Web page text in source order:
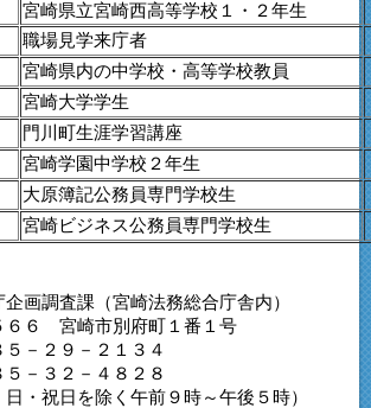
宮崎県立宮崎西高等学校１・２年生
職場見学来庁者
宮崎県内の中学校・高等学校教員
宮崎大学学生
門川町生涯学習講座
宮崎学園中学校２年生
大原簿記公務員専門学校生
宮崎ビジネス公務員専門学校生
画調査課（宮崎法務総合庁舎内）
６ 宮崎市別府町１番１号
－２９－２１３４
－３２－４８２８
・祝日を除く午前９時～午後５時）